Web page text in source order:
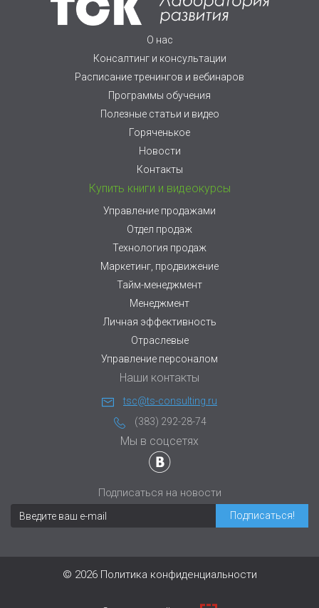
О нас
Консалтинг и консультации
Расписание тренингов и вебинаров
Программы обучения
Полезные статьи и видео
Горяченькое
Новости
Контакты
Купить книги и видеокурсы
Управление продажами
Отдел продаж
Технология продаж
Маркетинг, продвижение
Тайм-менеджмент
Менеджмент
Личная эффективность
Отраслевые
Управление персоналом
Наши контакты
tsc@ts-consulting.ru
(383) 292-28-74
Мы в соцсетях
Подписаться на новости
© 2026 Политика конфиденциальности